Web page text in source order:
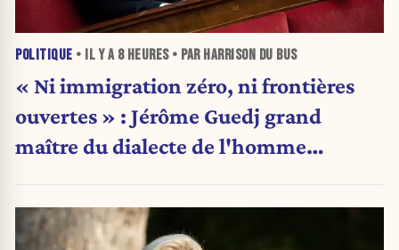
POLITIQUE • IL Y A 8 HEURES• PAR HARRISON DU BUS
« Ni immigration zéro, ni frontières
ouvertes » : Jérôme Guedj grand
maître du dialecte de l'homme